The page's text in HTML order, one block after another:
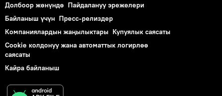
Долбоор жөнүндө Пайдалануу эрежелери
Байланыш үчүн Пресс-релиздер
Компаниялардын жаңылыктары Купуялык саясаты
Cookie колдонуу жана автоматтык логирлөө
саясаты
Кайра байланыш